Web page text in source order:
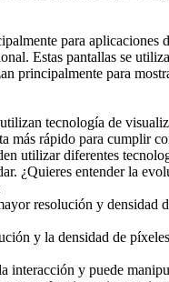
para aplicaciones
Estas pantallas se
principalmente para
tecnología de
más rápido para cumplir
utilizar diferentes
¿Quieres entender la
resolución y densidad
y la densidad de
interacción y puede